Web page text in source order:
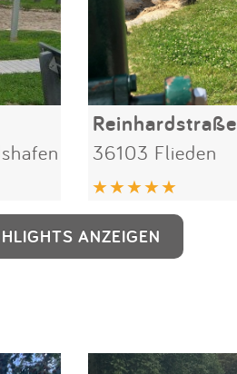
Reinhardstraße
36103 Flieden
ANZEIGEN